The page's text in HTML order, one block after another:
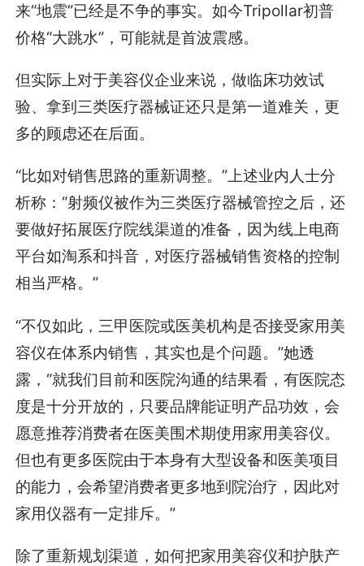
来“地震”已经是不争的事实。如今Tripollar初普
价格“大跳水”，可能就是首波震感。
但实际上对于美容仪企业来说，做临床功效试
验、拿到三类医疗器械证还只是第一道难关，更
多的顾虑还在后面。
“比如对销售思路的重新调整。”上述业内人士分
析称：“射频仪被作为三类医疗器械管控之后，还
要做好拓展医疗院线渠道的准备，因为线上电商
平台如淘系和抖音，对医疗器械销售资格的控制
相当严格。”
“不仅如此，三甲医院或医美机构是否接受家用美
容仪在体系内销售，其实也是个问题。”她透
露，“就我们目前和医院沟通的结果看，有医院态
度是十分开放的，只要品牌能证明产品功效，会
愿意推荐消费者在医美围术期使用家用美容仪。
但也有更多医院由于本身有大型设备和医美项目
的能力，会希望消费者更多地到院治疗，因此对
家用仪器有一定排斥。”
除了重新规划渠道，如何把家用美容仪和护肤产